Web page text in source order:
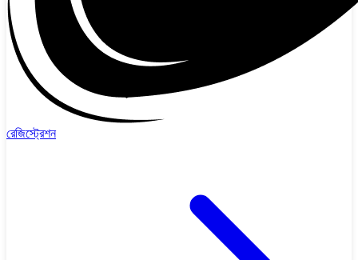
রেজিস্ট্রেশন